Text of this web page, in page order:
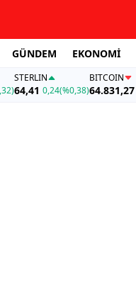
GÜNDEM EKONOMİ
STERLIN
64,41 0,24(%0,38)
BITCOIN
64.831,27